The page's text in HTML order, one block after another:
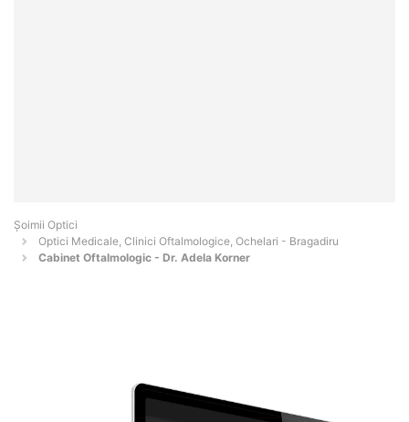
Șoimii Optici
Optici Medicale, Clinici Oftalmologice, Ochelari - Bragadiru
Cabinet Oftalmologic - Dr. Adela Korner